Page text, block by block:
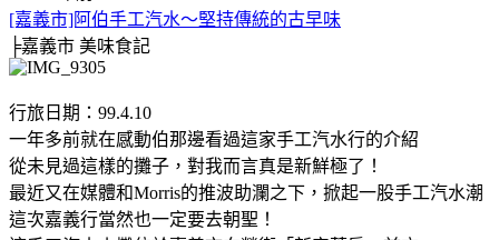
[嘉義市]阿伯手工汽水～堅持傳統的古早味
╞嘉義市 美味食記
行旅日期：99.4.10
一年多前就在感動伯那邊看過這家手工汽水行的介紹
從未見過這樣的攤子，對我而言真是新鮮極了！
最近又在媒體和Morris的推波助瀾之下，掀起一股手工汽水潮
這次嘉義行當然也一定要去朝聖！